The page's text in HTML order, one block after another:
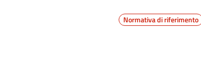
Normativa di riferimento